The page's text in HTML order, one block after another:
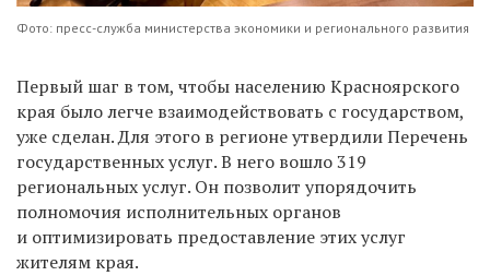
Фото: пресс-служба министерства экономики и регионального развития
Первый шаг в том, чтобы населению Красноярского
края было легче взаимодействовать с государством,
уже сделан. Для этого в регионе утвердили Перечень
государственных услуг. В него вошло 319
региональных услуг. Он позволит упорядочить
полномочия исполнительных органов
и оптимизировать предоставление этих услуг
жителям края.